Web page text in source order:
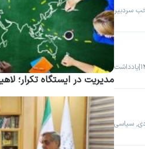
سردبیر
|یادداشت
سیاسی
مدیریت در ایستگاه تکرار؛